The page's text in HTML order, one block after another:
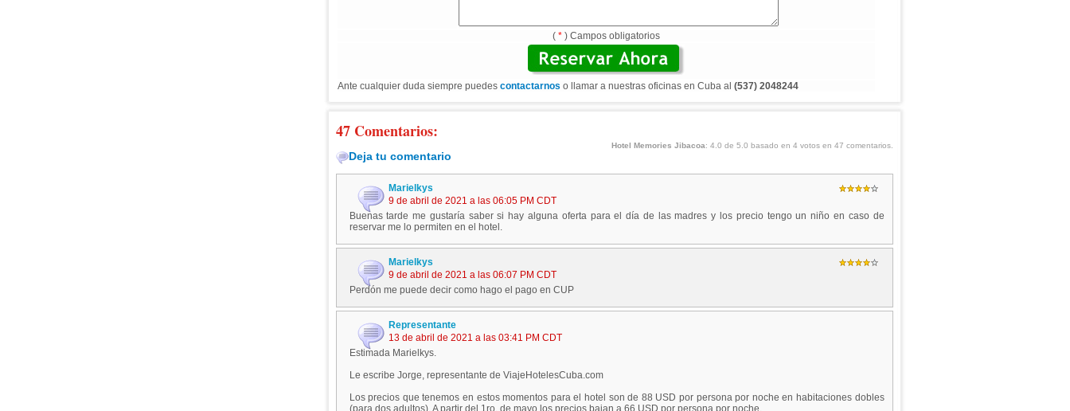
( * ) Campos obligatorios
Ante cualquier duda siempre puedes contactarnos o llamar a nuestras oficinas en Cuba al (537) 2048244
47 Comentarios:
Hotel Memories Jibacoa: 4.0 de 5.0 basado en 4 votos en 47 comentarios.
Deja tu comentario
Marielkys
9 de abril de 2021 a las 06:05 PM CDT
Buenas tarde me gustaría saber si hay alguna oferta para el día de las madres y los precio tengo un niño en caso de
reservar me lo permiten en el hotel.
Marielkys
9 de abril de 2021 a las 06:07 PM CDT
Perdón me puede decir como hago el pago en CUP
Representante
13 de abril de 2021 a las 03:41 PM CDT
Estimada Marielkys.
Le escribe Jorge, representante de ViajeHotelesCuba.com
Los precios que tenemos en estos momentos para el hotel son de 88 USD por persona por noche en habitaciones dobles
(para dos adultos). A partir del 1ro. de mayo los precios bajan a 66 USD por persona por noche.